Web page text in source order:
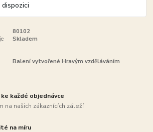
80102
Skladem
Balení vytvořené Hravým vzděláváním
každé objednávce
na našich zákaznících záleží
na míru